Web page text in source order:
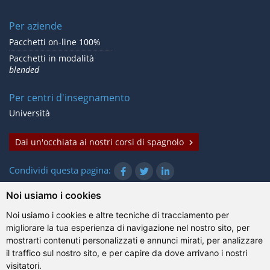
Noi usiamo i cookies
Noi usiamo i cookies e altre tecniche di tracciamento per
migliorare la tua esperienza di navigazione nel nostro sito, per
mostrarti contenuti personalizzati e annunci mirati, per analizzare
il traffico sul nostro sito, e per capire da dove arrivano i nostri
visitatori.
Per aziende
Pacchetti on-line 100%
Pacchetti in modalità
blended
Per centri d'insegnamento
Università
Dai un'occhiata ai nostri corsi di spagnolo
Condividi questa pagina:
© Gazanta Project 2026
Condizioni d'uso| Trattamento dei dati personali | Cookie
Informazioni tecniche